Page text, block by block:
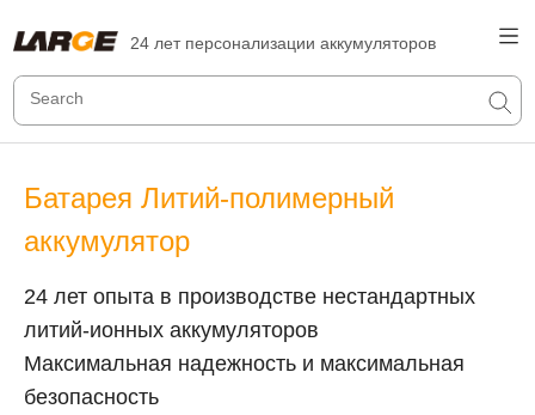
24 лет персонализации аккумуляторов
Батарея Литий-полимерный
аккумулятор
24 лет опыта в производстве нестандартных
литий-ионных аккумуляторов
Максимальная надежность и максимальная
безопасность